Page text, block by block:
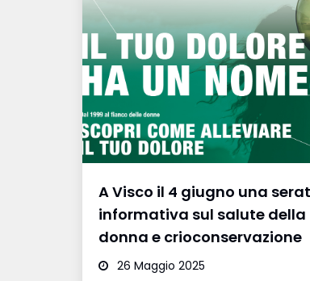
A Visco il 4 giugno una
informativa sul salute della
donna e crioconservazione
26 Maggio 2025